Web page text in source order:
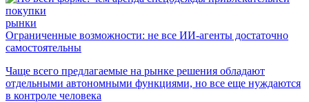
рынки
Ограниченные возможности: не все ИИ-агенты достаточно
самостоятельны
Чаще всего предлагаемые на рынке решения обладают
отдельными автономными функциями, но все еще нуждаются
в контроле человека